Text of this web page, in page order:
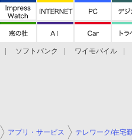
ソフトバンク ワイモバイル
アプリ・サービス テレワーク/在宅